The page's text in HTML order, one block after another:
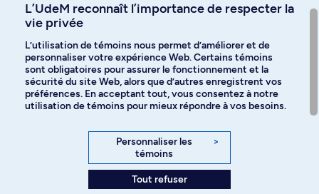
Langues
Facebook Instagram
YouTube
L’UdeM reconnaît l’importance de respecter la
vie privée
L’utilisation de témoins nous permet d’améliorer et de
personnaliser votre expérience Web. Certains témoins
sont obligatoires pour assurer le fonctionnement et la
sécurité du site Web, alors que d’autres enregistrent vos
préférences. En acceptant tout, vous consentez à notre
utilisation de témoins pour mieux répondre à vos besoins.
Personnaliser les
témoins
>
Tout refuser